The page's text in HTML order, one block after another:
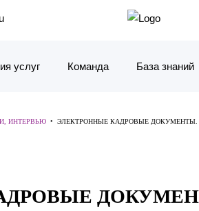
услуг Команда База знаний
Видео
ИНТЕРВЬЮ • ЭЛЕКТРОННЫЕ КАДРОВЫЕ